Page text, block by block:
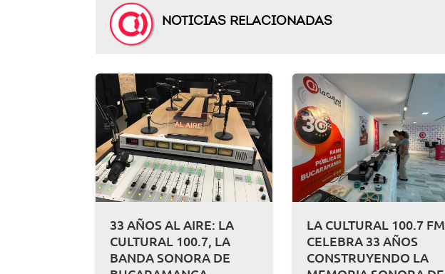
NOTICIAS RELACIONADAS
33 AÑOS AL AIRE: LA
CULTURAL 100.7, LA
BANDA SONORA DE
LA CULTURAL 100.7 FM
CELEBRA 33 AÑOS
CONSTRUYENDO LA